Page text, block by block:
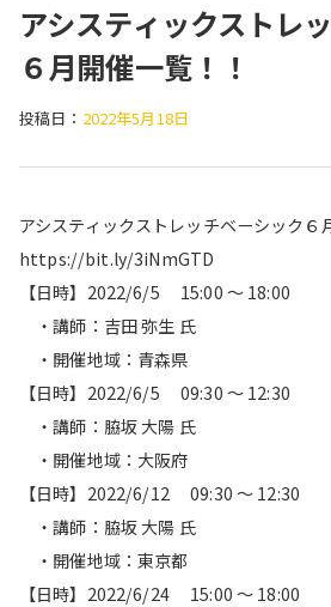
アシスティックストレ
６月開催一覧！！
投稿日： 2022年5月18日
アシスティックストレッチベーシック６
https://bit.ly/3iNmGTD
【日時】2022/6/5 15:00 ～ 18:00
・講師：吉田 弥生 氏
・開催地域：青森県
【日時】2022/6/5 09:30 ～ 12:30
・講師：脇坂 大陽 氏
・開催地域：大阪府
【日時】2022/6/12 09:30 ～ 12:30
・講師：脇坂 大陽 氏
・開催地域：東京都
【日時】2022/6/24 15:00 ～ 18:00